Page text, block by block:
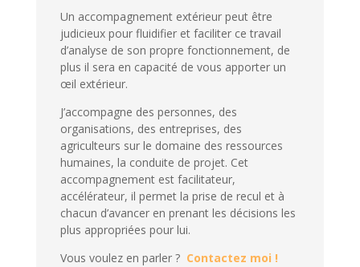
Un accompagnement extérieur peut être
judicieux pour fluidifier et faciliter ce travail
d’analyse de son propre fonctionnement, de
plus il sera en capacité de vous apporter un
œil extérieur.
J’accompagne des personnes, des
organisations, des entreprises, des
agriculteurs sur le domaine des ressources
humaines, la conduite de projet. Cet
accompagnement est facilitateur,
accélérateur, il permet la prise de recul et à
chacun d’avancer en prenant les décisions les
plus appropriées pour lui.
Vous voulez en parler ? Contactez moi !